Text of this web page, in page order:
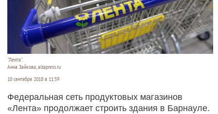
"Лента".
Анна Зайкова, altapress.ru
10 сентября 2018 в 11:59
Федеральная сеть продуктовых магазинов
«Лента» продолжает строить здания в Барнауле.